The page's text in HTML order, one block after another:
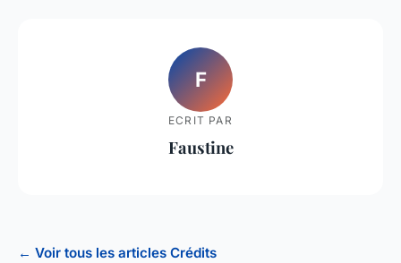
F
ECRIT PAR
Faustine
← Voir tous les articles Crédits